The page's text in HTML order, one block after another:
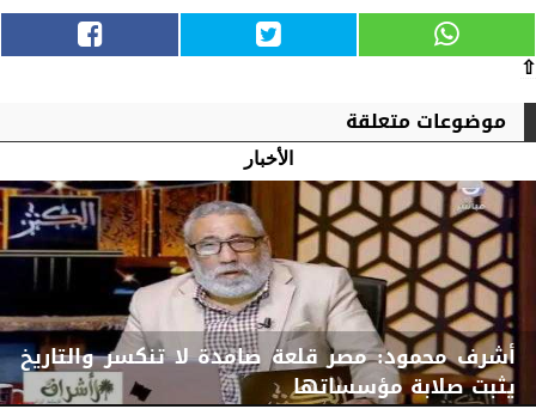
⇧
موضوعات متعلقة
الأخبار
أشرف محمود: مصر قلعة صامدة لا تنكسر والتاريخ
يثبت صلابة مؤسساتها